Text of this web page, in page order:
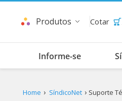
Produtos Cotar
Informe-se
Home SíndicoNet Suporte